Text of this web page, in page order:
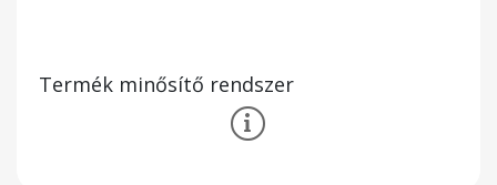
Termék minősítő rendszer